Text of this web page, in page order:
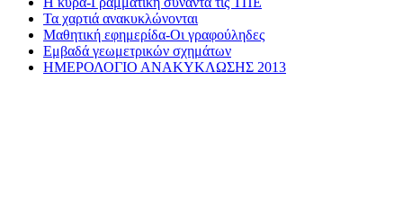
Τα χαρτιά ανακυκλώνονται
Μαθητική εφημερίδα-Οι γραφούληδες
Εμβαδά γεωμετρικών σχημάτων
ΗΜΕΡΟΛΟΓΙΟ ΑΝΑΚΥΚΛΩΣΗΣ 2013